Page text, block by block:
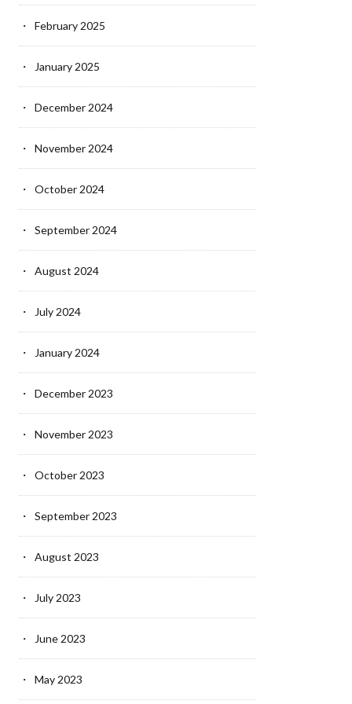
February 2025
January 2025
December 2024
November 2024
October 2024
September 2024
August 2024
July 2024
January 2024
December 2023
November 2023
October 2023
September 2023
August 2023
July 2023
June 2023
May 2023